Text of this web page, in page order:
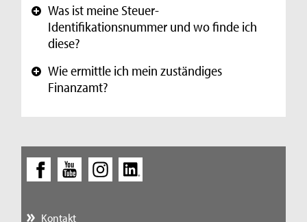
+ Was ist meine Steuer-
Identifikationsnummer und wo finde ich
diese?
+ Wie ermittle ich mein zuständiges
Finanzamt?
Kontakt